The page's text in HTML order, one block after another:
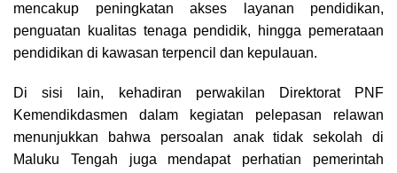
mencakup peningkatan akses layanan pendidikan,
penguatan kualitas tenaga pendidik, hingga pemerataan
pendidikan di kawasan terpencil dan kepulauan.
Di sisi lain, kehadiran perwakilan Direktorat PNF
Kemendikdasmen dalam kegiatan pelepasan relawan
menunjukkan bahwa persoalan anak tidak sekolah di
Maluku Tengah juga mendapat perhatian pemerintah